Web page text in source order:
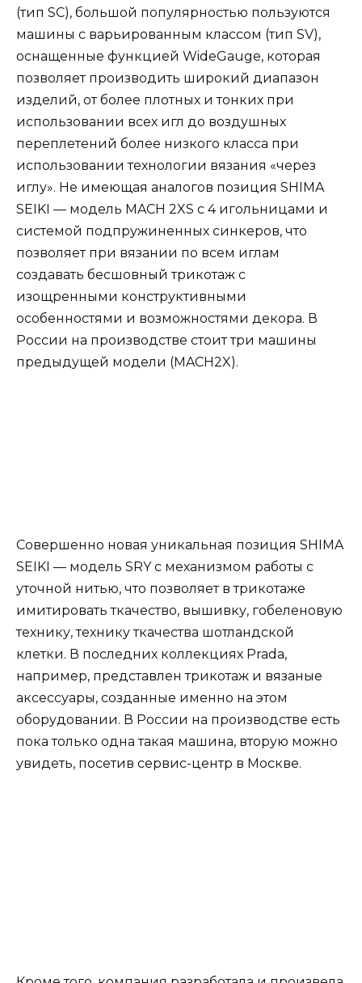
(тип SC), большой популярностью пользуются
машины с варьированным классом (тип SV),
оснащенные функцией WideGauge, которая
позволяет производить широкий диапазон
изделий, от более плотных и тонких при
использовании всех игл до воздушных
переплетений более низкого класса при
использовании технологии вязания «через
иглу». Не имеющая аналогов позиция SHIMA
SEIKI — модель MACH 2XS с 4 игольницами и
системой подпружиненных синкеров, что
позволяет при вязании по всем иглам
создавать бесшовный трикотаж с
изощренными конструктивными
особенностями и возможностями декора. В
России на производстве стоит три машины
предыдущей модели (MACH2X).
Совершенно новая уникальная позиция SHIMA
SEIKI — модель SRY с механизмом работы с
уточной нитью, что позволяет в трикотаже
имитировать ткачество, вышивку, гобеленовую
технику, технику ткачества шотландской
клетки. В последних коллекциях Prada,
например, представлен трикотаж и вязаные
аксессуары, созданные именно на этом
оборудовании. В России на производстве есть
пока только одна такая машина, вторую можно
увидеть, посетив сервис-центр в Москве.